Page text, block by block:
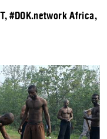
,#DOK.network Africa,